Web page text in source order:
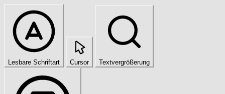
Lesbare Schriftart Cursor Textvergrößerung